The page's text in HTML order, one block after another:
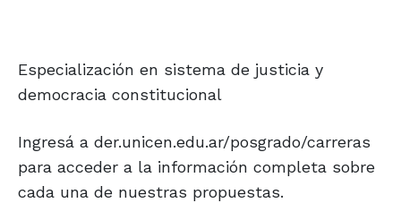
Especialización en sistema de justicia y
democracia constitucional
Ingresá a der.unicen.edu.ar/posgrado/carreras
para acceder a la información completa sobre
cada una de nuestras propuestas.